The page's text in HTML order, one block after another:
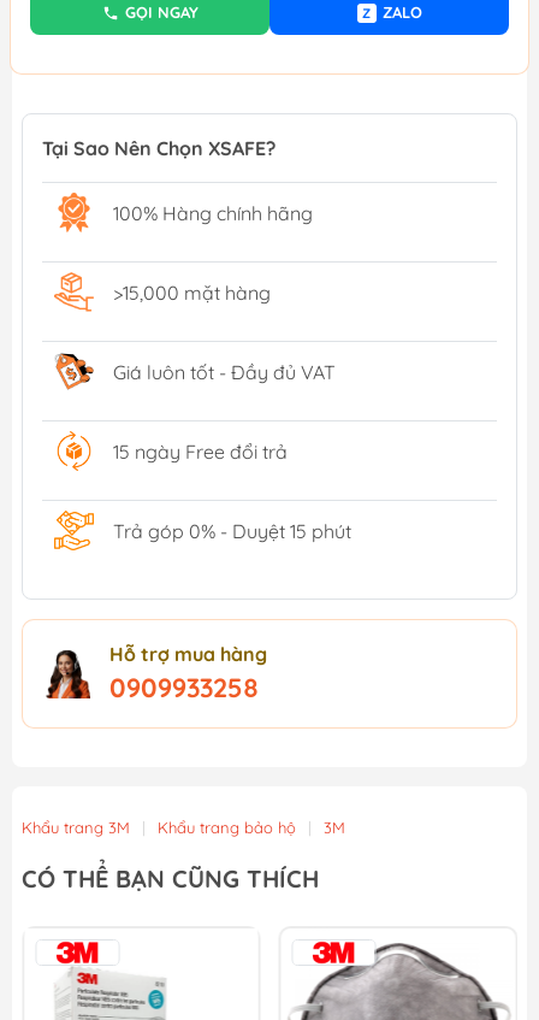
GỌI NGAY Z ZALO
Tại Sao Nên Chọn XSAFE?
100% Hàng chính hãng
>15,000 mặt hàng
Giá luôn tốt - Đầy đủ VAT
15 ngày Free đổi trả
Trả góp 0% - Duyệt 15 phút
Hỗ trợ mua hàng
0909933258
Khẩu trang 3M | Khẩu trang bảo hộ | 3M
CÓ THỂ BẠN CŨNG THÍCH